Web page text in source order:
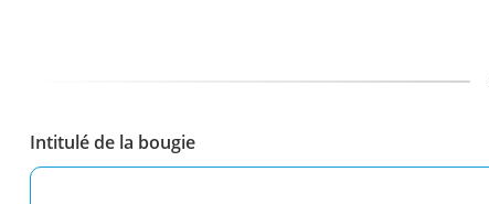
Intitulé de la bougie